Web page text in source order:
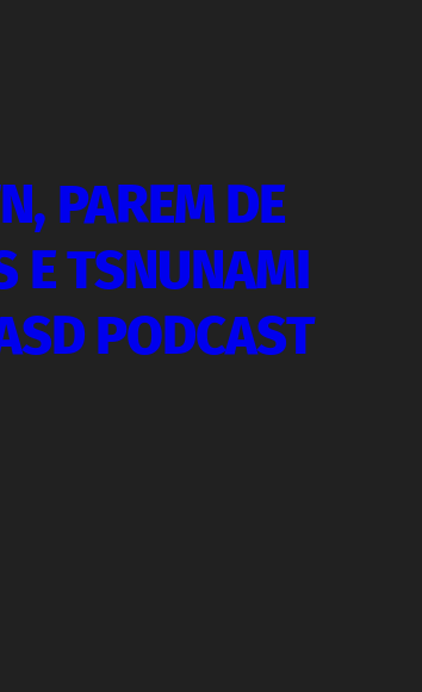
PAREM DE
E TSNUNAMI
PODCAST